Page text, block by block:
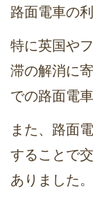
路面電車の
特に英国や
滞の解消に
での路面電
また、路面
することで
ありました。